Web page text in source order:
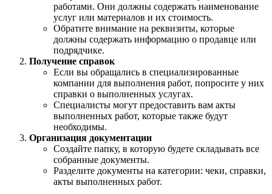
работами. Они должны содержать наименование
услуг или материалов и их стоимость.
Обратите внимание на реквизиты, которые
должны содержать информацию о продавце или
подрядчике.
Получение справок
Если вы обращались в специализированные
компании для выполнения работ, попросите у них
справки о выполненных услугах.
Специалисты могут предоставить вам акты
выполненных работ, которые также будут
необходимы.
Организация документации
Создайте папку, в которую будете складывать все
собранные документы.
Разделите документы на категории: чеки, справки,
акты выполненных работ.